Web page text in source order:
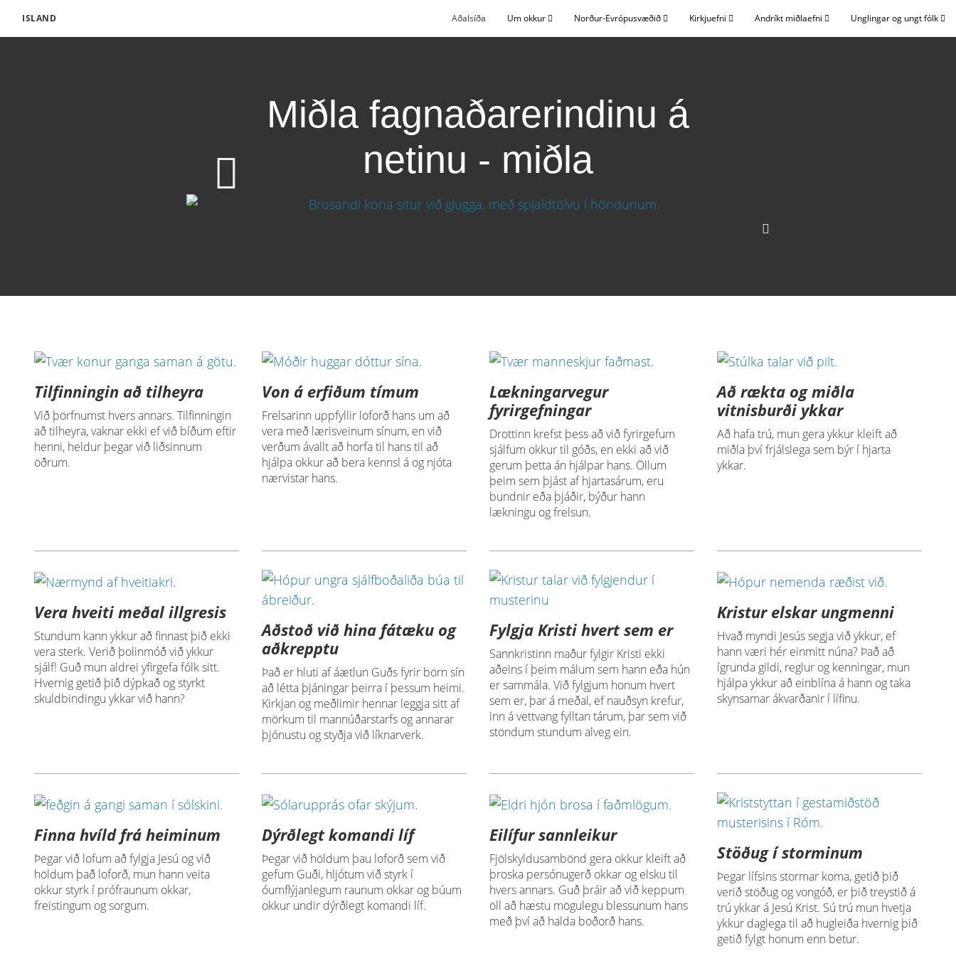
ISLAND Aðalsíða Um okkur Norður-Evrópusvæðið Kirkjuefni Andríkt miðlaefni Unglingar og ungt fólk
Miðla fagnaðarerindinu á
netinu - miðla
Tilfinningin að tilheyra
Við þörfnumst hvers annars. Tilfinningin
að tilheyra, vaknar ekki ef við bíðum eftir
henni, heldur þegar við liðsinnum
öðrum.
Von á erfiðum tímum
Frelsarinn uppfyllir loforð hans um að
vera með lærisveinum sínum, en við
verðum ávallt að horfa til hans til að
hjálpa okkur að bera kennsl á og njóta
nærvistar hans.
Lækningarvegur
fyrirgefningar
Drottinn krefst þess að við fyrirgefum
sjálfum okkur til góðs, en ekki að við
gerum þetta án hjálpar hans. Öllum
þeim sem þjást af hjartasárum, eru
bundnir eða þjáðir, býður hann
lækningu og frelsun.
Að rækta og miðla
vitnisburði ykkar
Að hafa trú, mun gera ykkur kleift að
miðla því frjálslega sem býr í hjarta
ykkar.
Vera hveiti meðal illgresis
Stundum kann ykkur að finnast þið ekki
vera sterk. Verið þolinmóð við ykkur
sjálf! Guð mun aldrei yfirgefa fólk sitt.
Hvernig getið þið dýpkað og styrkt
skuldbindingu ykkar við hann?
Aðstoð við hina fátæku og
aðkrepptu
Það er hluti af áætlun Guðs fyrir börn sín
að létta þjáningar þeirra í þessum heimi.
Kirkjan og meðlimir hennar leggja sitt af
mörkum til mannúðarstarfs og annarar
þjónustu og styðja við líknarverk.
Fylgja Kristi hvert sem er
Sannkristinn maður fylgir Kristi ekki
aðeins í þeim málum sem hann eða hún
er sammála. Við fylgjum honum hvert
sem er, þar á meðal, ef nauðsyn krefur,
inn á vettvang fylltan tárum, þar sem við
stöndum stundum alveg ein.
Kristur elskar ungmenni
Hvað myndi Jesús segja við ykkur, ef
hann væri hér einmitt núna? Það að
ígrunda gildi, reglur og kenningar, mun
hjálpa ykkur að einblína á hann og taka
skynsamar ákvarðanir í lífinu.
Finna hvíld frá heiminum
Þegar við lofum að fylgja Jesú og við
höldum það loforð, mun hann veita
okkur styrk í prófraunum okkar,
freistingum og sorgum.
Dýrðlegt komandi líf
Þegar við höldum þau loforð sem við
gefum Guði, hljótum við styrk í
óumflýjanlegum raunum okkar og búum
okkur undir dýrðlegt komandi líf.
Eilífur sannleikur
Fjölskyldusambönd gera okkur kleift að
þroska persónugerð okkar og elsku til
hvers annars. Guð þráir að við keppum
öll að hæstu mögulegu blessunum hans
með því að halda boðorð hans.
Stöðug í storminum
Þegar lífsins stormar koma, getið þið
verið stöðug og vongóð, er þið treystið á
trú ykkar á Jesú Krist. Sú trú mun hvetja
ykkur daglega til að hugleiða hvernig þið
getið fylgt honum enn betur.